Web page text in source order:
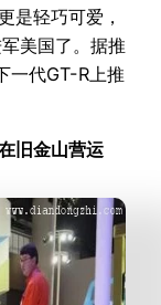
是轻巧可爱，
美国了。据推
一代GT-R上推
旧金山营运